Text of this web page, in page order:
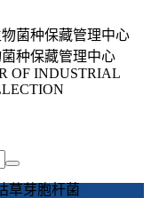
种保藏管理中心
OF INDUSTRIAL
草芽胞杆菌